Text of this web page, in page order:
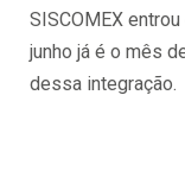
SISCOMEX
junho já é o mês
dessa integração.